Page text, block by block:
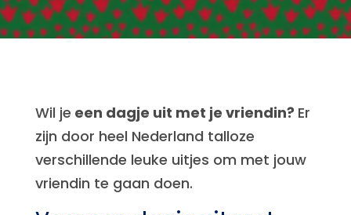
Wil je een dagje uit met je vriendin? Er
zijn door heel Nederland talloze
verschillende leuke uitjes om met jouw
vriendin te gaan doen.